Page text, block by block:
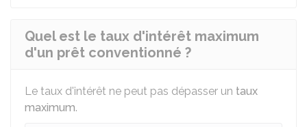
Quel est le taux d'intérêt maximum
d'un prêt conventionné ?
Le taux d'intérêt ne peut pas dépasser un taux
maximum.